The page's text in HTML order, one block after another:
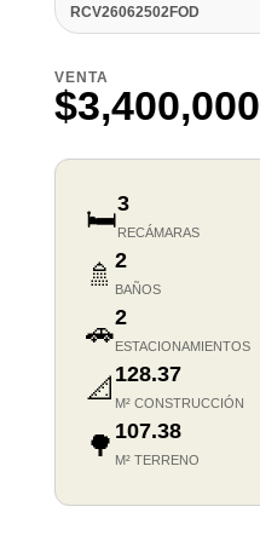
RCV26062502FOD
VENTA
$3,400,000
🛏️3
RECÁMARAS
🚿 2
BAÑOS
🚗2
ESTACIONAMIENTOS
📐 128.37
M² CONSTRUCCIÓN
🌳 107.38
M² TERRENO